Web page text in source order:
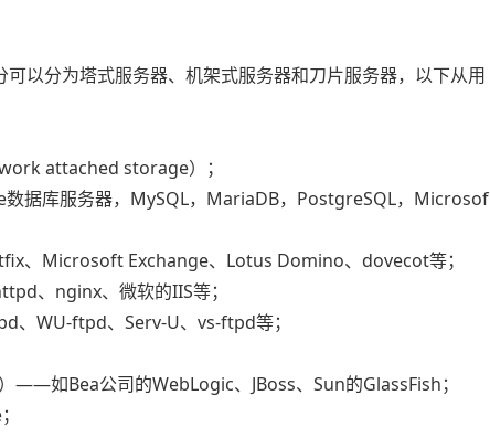
以分为塔式服务器、机架式服务器和刀片服务器，以下从用
attached storage）；
据库服务器，MySQL，MariaDB，PostgreSQL，Microsof
、Microsoft Exchange、Lotus Domino、dovecot等；
、nginx、微软的IIS等；
WU-ftpd、Serv-U、vs-ftpd等；
如Bea公司的WebLogic、JBoss、Sun的GlassFish；